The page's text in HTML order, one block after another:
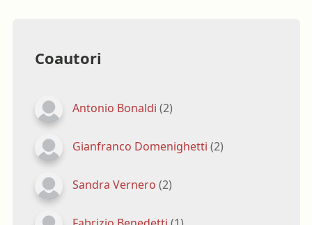
Coautori
Antonio Bonaldi (2)
Gianfranco Domenighetti (2)
Sandra Vernero (2)